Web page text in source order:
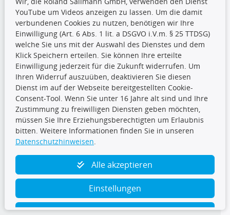
CARAT Gruppe
Folge uns
TecDoc Inside
YouTube um Videos anzeigen zu lassen. Um die damit
verbundenen Cookies zu nutzen, benötigen wir Ihre
Einwilligung (Art. 6 Abs. 1 lit. a DSGVO i.V.m. § 25 TTDSG)
welche Sie uns mit der Auswahl des Dienstes und dem
Klick Speichern erteilen. Sie können Ihre erteilte
Einwilligung jederzeit für die Zukunft widerrufen. Um
Ihren Widerruf auszuüben, deaktivieren Sie diesen
Dienst im auf der Webseite bereitgestellten Cookie-
Consent-Tool. Wenn Sie unter 16 Jahre alt sind und Ihre
Zustimmung zu freiwilligen Diensten geben möchten,
müssen Sie Ihre Erziehungsberechtigten um Erlaubnis
bitten. Weitere Informationen finden Sie in unseren
Datenschutzhinweisen.
Alle akzeptieren
Einstellungen
Ablehnen